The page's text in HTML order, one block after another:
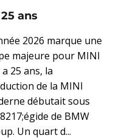
ans
2026 marque une
majeure pour MINI
a 25 ans, la
de la MINI
débutait sous
de BMW
Un quart d...